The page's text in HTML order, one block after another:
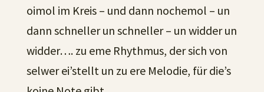
oimol im Kreis – und dann nochemol – un
dann schneller un schneller – un widder un
widder…. zu eme Rhythmus, der sich von
selwer ei’stellt un zu ere Melodie, für die’s